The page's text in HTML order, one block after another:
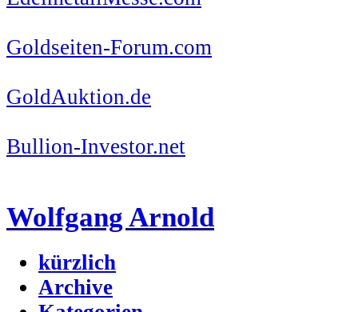
Goldseiten-Forum.com
GoldAuktion.de
Bullion-Investor.net
Wolfgang Arnold
kürzlich
Archive